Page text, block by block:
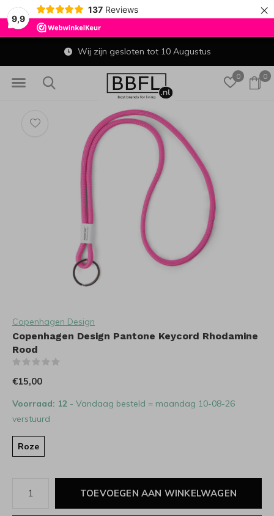
9,9
137 Reviews ×
0 0
Wij zijn gesloten tot 10 Augustus
Copenhagen Design
Copenhagen Design Pantone Keycord Rhodamine
Rood
€15,00
Voorraad: 12 - Vandaag besteld = maandag 10-08-26
verstuurd
Roze
TOEVOEGEN AAN WINKELWAGEN